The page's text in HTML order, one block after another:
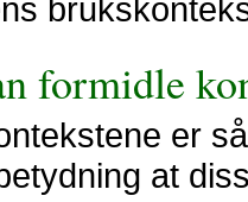
formidle
er
at